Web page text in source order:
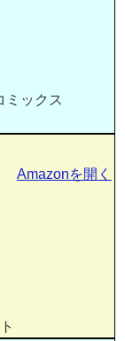
ミックス
Amazonを開く